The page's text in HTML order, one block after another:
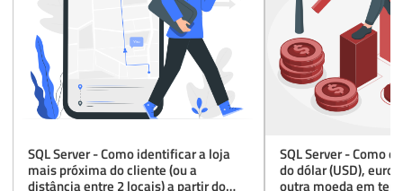
SQL Server - Como identificar a loja
mais próxima do cliente (ou a
distância entre 2 locais) a partir do
SQL Server - Como
do dólar (USD), euro
outra moeda em